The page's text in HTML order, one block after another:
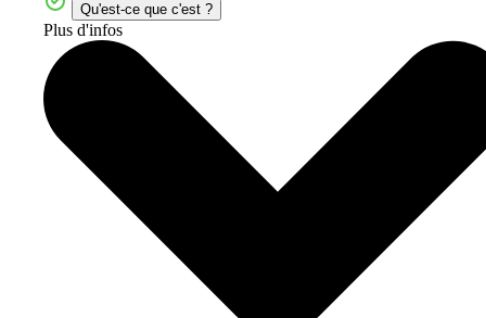
Qu'est-ce que c'est ?
Plus d'infos